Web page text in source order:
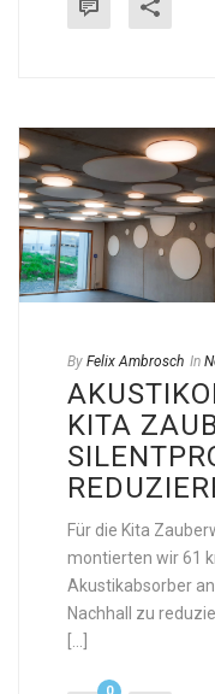
By Felix Ambrosch In
KITA
Für die Kita
montierten wir 61
Akustikabsorber
Nachhall zu
[...]